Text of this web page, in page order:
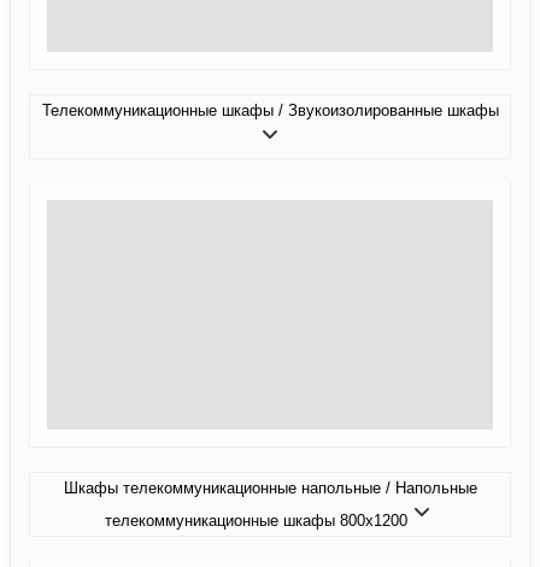
Телекоммуникационные шкафы / Звукоизолированные шкафы
Шкафы телекоммуникационные напольные / Напольные
телекоммуникационные шкафы 800x1200